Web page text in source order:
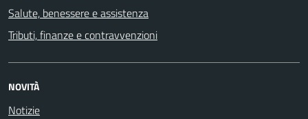
Salute, benessere e assistenza
Tributi, finanze e contravvenzioni
NOVITÀ
Notizie